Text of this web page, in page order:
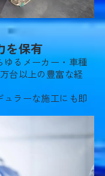
を保有
ゆるメーカー・車種
台以上の豊富な経
ラーな施工にも即